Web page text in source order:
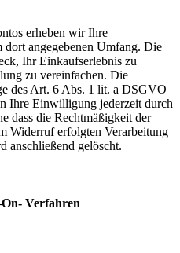
erheben wir Ihre
dort angegebenen Umfang. Die
Ihr Einkaufserlebnis zu
zu vereinfachen. Die
des Art. 6 Abs. 1 lit. a DSGVO
Ihre Einwilligung jederzeit durch
dass die Rechtmäßigkeit der
Widerruf erfolgten Verarbeitung
anschließend gelöscht.
Verfahren